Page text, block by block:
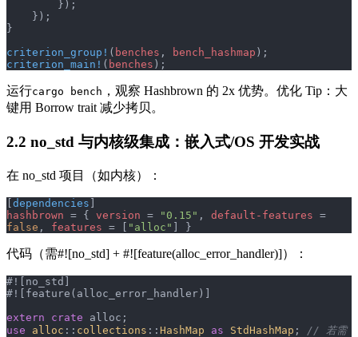
        });
    });
}
criterion_group! ( benches , bench_hashmap );
criterion_main! ( benches );
运行cargo bench ，观察 Hashbrown 的 2x 优势。优化 Tip：大
键用 Borrow trait 减少拷贝。
2.2 no_std 与内核级集成：嵌入式/OS 开发实战
在 no_std 项目（如内核）：
[dependencies ]
hashbrown = { version = "0.15" , default-features
false , features = [ "alloc" ] }
代码（需#![no_std] + #![feature(alloc_error_handler)]）：
#![no_std]
#![feature(alloc_error_handler)]
extern crate alloc;
use alloc :: collections :: HashMap as StdHashMap ;
// 若需